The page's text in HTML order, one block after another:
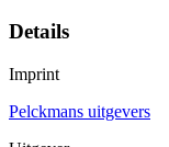
Details
Imprint
Pelckmans uitgevers